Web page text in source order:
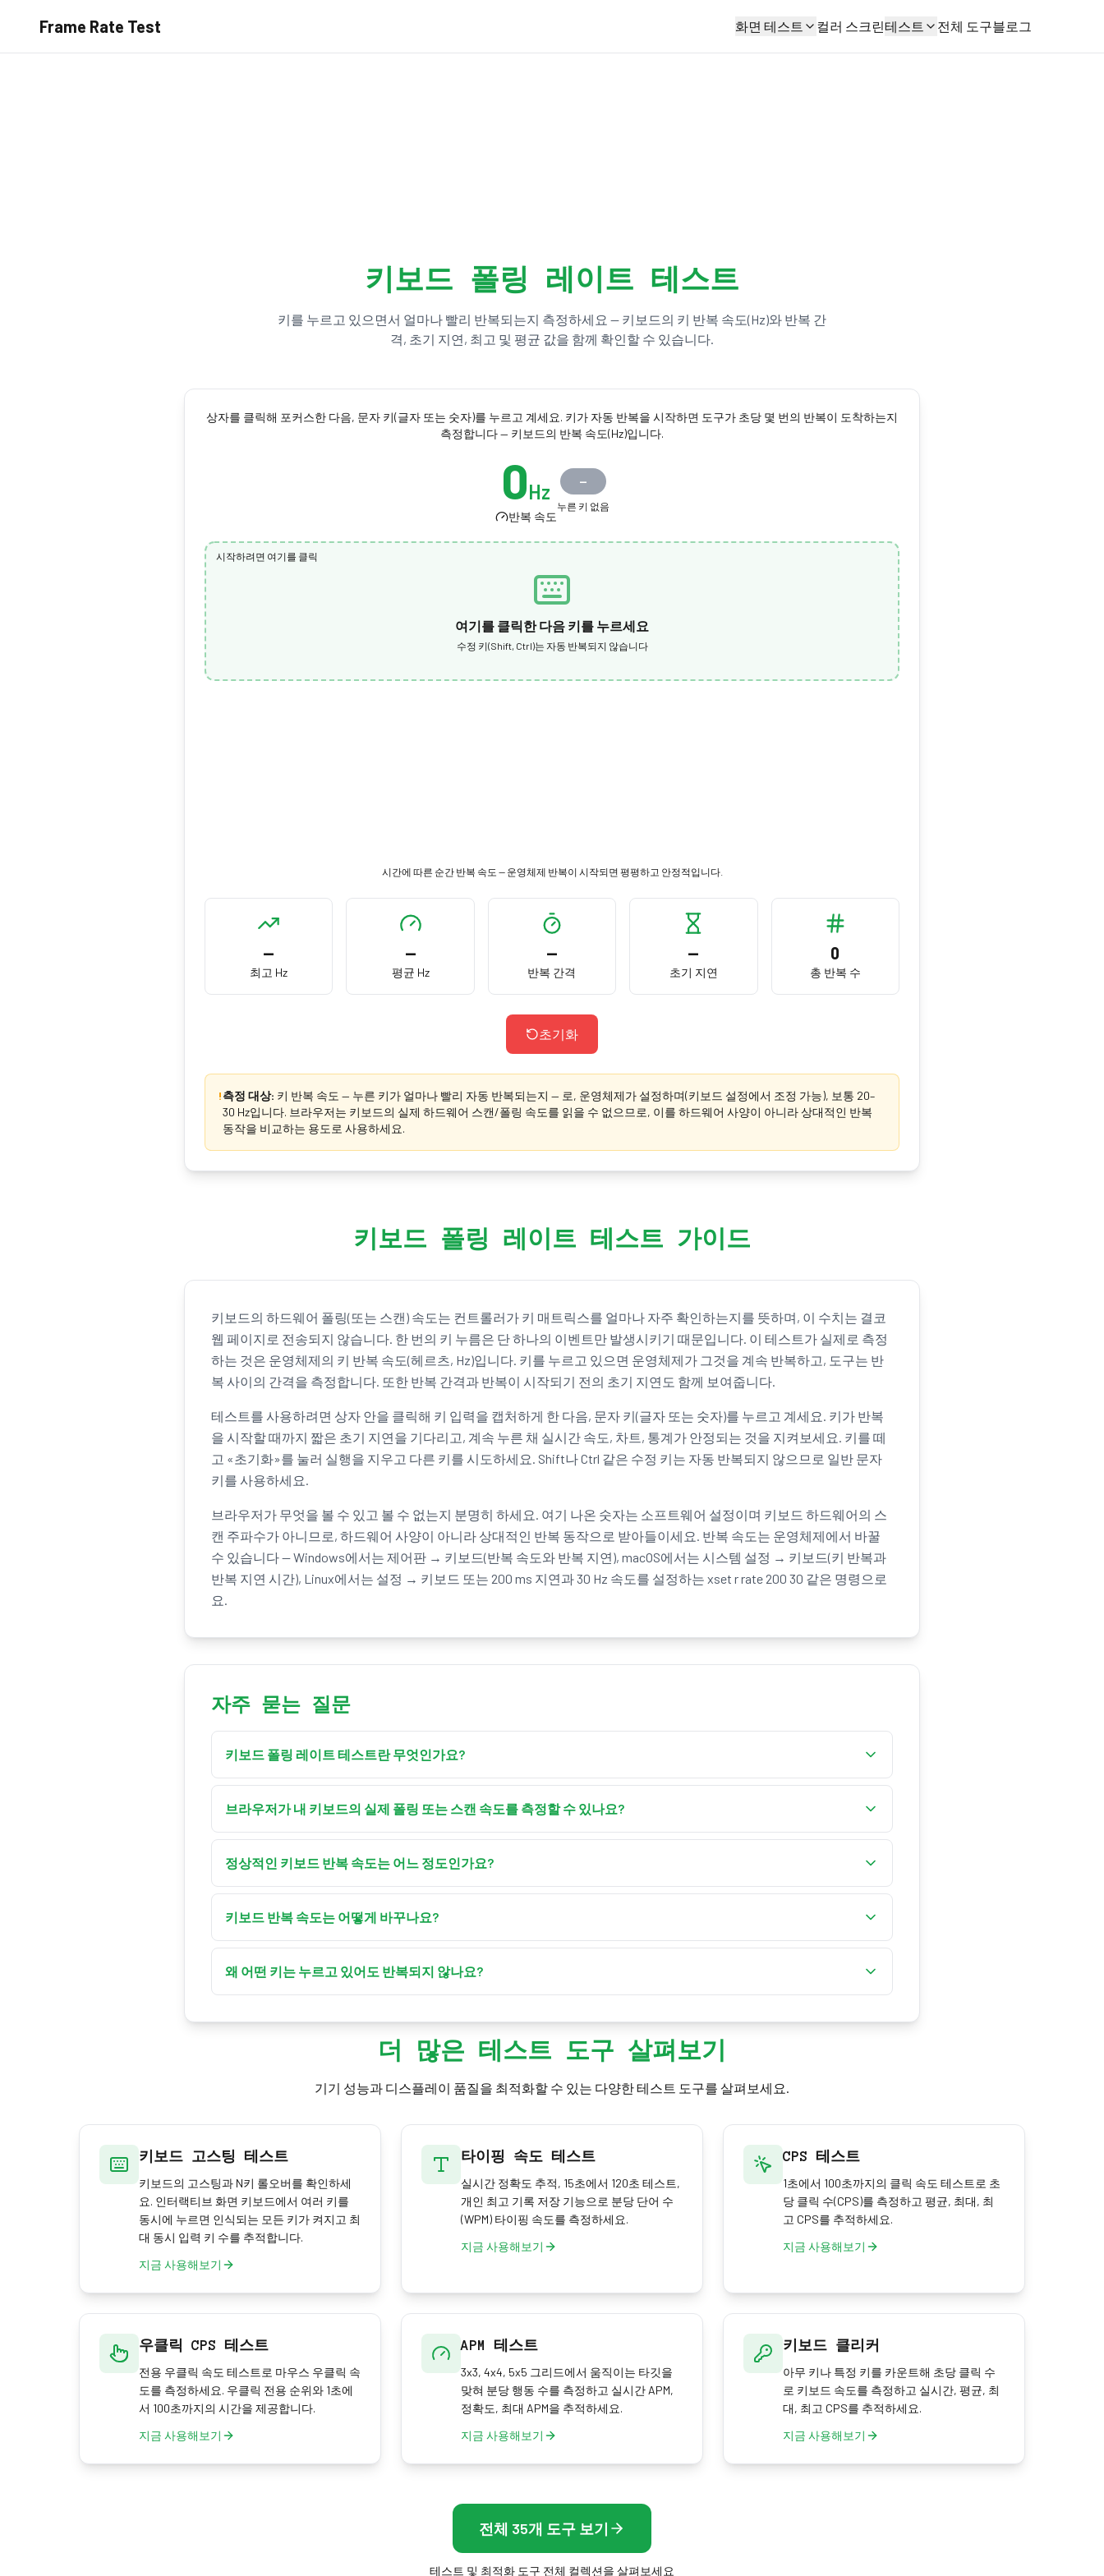
Frame Rate Test 화면 테스트 컬러 스크린테스트 전체 도구블로그
키보드 폴링 레이트 테스트
키를 누르고 있으면서 얼마나 빨리 반복되는지 측정하세요 — 키보드의 키 반복 속도(Hz)와 반복 간
격, 초기 지연, 최고 및 평균 값을 함께 확인할 수 있습니다.
상자를 클릭해 포커스한 다음, 문자 키(글자 또는 숫자)를 누르고 계세요. 키가 자동 반복을 시작하면 도구가 초당 몇 번의 반복이 도착하는지
측정합니다 — 키보드의 반복 속도(Hz)입니다.
0Hz
반복 속도
—
누른 키 없음
시작하려면 여기를 클릭
여기를 클릭한 다음 키를 누르세요
수정 키(Shift, Ctrl)는 자동 반복되지 않습니다
시간에 따른 순간 반복 속도 — 운영체제 반복이 시작되면 평평하고 안정적입니다.
—
최고 Hz
—
평균 Hz
—
반복 간격
—
초기 지연
0
총 반복 수
초기화
!측정 대상: 키 반복 속도 — 누른 키가 얼마나 빨리 자동 반복되는지 — 로, 운영체제가 설정하며(키보드 설정에서 조정 가능), 보통 20–
30 Hz입니다. 브라우저는 키보드의 실제 하드웨어 스캔/폴링 속도를 읽을 수 없으므로, 이를 하드웨어 사양이 아니라 상대적인 반복
동작을 비교하는 용도로 사용하세요.
키보드 폴링 레이트 테스트 가이드
키보드의 하드웨어 폴링(또는 스캔) 속도는 컨트롤러가 키 매트릭스를 얼마나 자주 확인하는지를 뜻하며, 이 수치는 결코
웹 페이지로 전송되지 않습니다. 한 번의 키 누름은 단 하나의 이벤트만 발생시키기 때문입니다. 이 테스트가 실제로 측정
하는 것은 운영체제의 키 반복 속도(헤르츠, Hz)입니다. 키를 누르고 있으면 운영체제가 그것을 계속 반복하고, 도구는 반
복 사이의 간격을 측정합니다. 또한 반복 간격과 반복이 시작되기 전의 초기 지연도 함께 보여줍니다.
테스트를 사용하려면 상자 안을 클릭해 키 입력을 캡처하게 한 다음, 문자 키(글자 또는 숫자)를 누르고 계세요. 키가 반복
을 시작할 때까지 짧은 초기 지연을 기다리고, 계속 누른 채 실시간 속도, 차트, 통계가 안정되는 것을 지켜보세요. 키를 떼
고 «초기화»를 눌러 실행을 지우고 다른 키를 시도하세요. Shift나 Ctrl 같은 수정 키는 자동 반복되지 않으므로 일반 문자
키를 사용하세요.
브라우저가 무엇을 볼 수 있고 볼 수 없는지 분명히 하세요. 여기 나온 숫자는 소프트웨어 설정이며 키보드 하드웨어의 스
캔 주파수가 아니므로, 하드웨어 사양이 아니라 상대적인 반복 동작으로 받아들이세요. 반복 속도는 운영체제에서 바꿀
수 있습니다 — Windows에서는 제어판 → 키보드(반복 속도와 반복 지연), macOS에서는 시스템 설정 → 키보드(키 반복과
반복 지연 시간), Linux에서는 설정 → 키보드 또는 200 ms 지연과 30 Hz 속도를 설정하는 xset r rate 200 30 같은 명령으로
요.
자주 묻는 질문
키보드 폴링 레이트 테스트란 무엇인가요?
이 키보드 폴링 레이트 테스트는 키보드의 반복 속도를 Hz 단위로 측정합니다 — 누른 키가 초당 몇 번 반복되는지요.
문자 키를 누르고 있으면 운영체제의 자동 반복이 시작되는 순간 도구가 반복 사이의 간격을 측정하여 속도, 반복 간
브라우저가 내 키보드의 실제 폴링 또는 스캔 속도를 측정할 수 있나요?
아니요. 키보드의 실제 하드웨어 스캔 속도(컨트롤러가 키 매트릭스를 얼마나 자주 폴링하는지, 예를 들어 일부 게이
밍 키보드의 1000 Hz)는 웹 페이지에 노출되지 않습니다 — 일반적인 키 누름은 이벤트를 하나만 보냅니다. 브라우저
정상적인 키보드 반복 속도는 어느 정도인가요?
운영체제 설정에 따라 다르지만, 대부분의 시스템은 가장 빠른 설정에서 약 200–500 ms의 초기 지연 후 초당 약 20–
30회(20–30 Hz) 반복합니다. Windows는 가장 빠른 반복을 약 30 Hz로 제한하며, macOS와 Linux는 더 빠르게 구성할
키보드 반복 속도는 어떻게 바꾸나요?
Windows에서는 제어판 → 키보드를 열고 "반복 속도"와 "반복 지연"을 조정하세요. macOS에서는 시스템 설정 → 키보
드로 가서 "키 반복"과 "반복 지연 시간"을 변경하세요. Linux에서는 대부분의 데스크톱이 설정 → 키보드에서 이를 제
왜 어떤 키는 누르고 있어도 반복되지 않나요?
니다. 대신 일반 문자 키(글자 또는 숫자)를 누르고 계세요. Caps Lock과 기능 키 같은 일부 키도 반복되지 않습니다.
더 많은 테스트 도구 살펴보기
기기 성능과 디스플레이 품질을 최적화할 수 있는 다양한 테스트 도구를 살펴보세요.
키보드 고스팅 테스트
키보드의 고스팅과 N키 롤오버를 확인하세
요. 인터랙티브 화면 키보드에서 여러 키를
동시에 누르면 인식되는 모든 키가 켜지고 최
대 동시 입력 키 수를 추적합니다.
지금 사용해보기
타이핑 속도 테스트
실시간 정확도 추적, 15초에서 120초 테스트,
개인 최고 기록 저장 기능으로 분당 단어 수
(WPM) 타이핑 속도를 측정하세요.
지금 사용해보기
CPS 테스트
1초에서 100초까지의 클릭 속도 테스트로 초
당 클릭 수(CPS)를 측정하고 평균, 최대, 최
고 CPS를 추적하세요.
지금 사용해보기
우클릭 CPS 테스트
전용 우클릭 속도 테스트로 마우스 우클릭 속
도를 측정하세요. 우클릭 전용 순위와 1초에
서 100초까지의 시간을 제공합니다.
지금 사용해보기
APM 테스트
3x3, 4x4, 5x5 그리드에서 움직이는 타깃을
맞혀 분당 행동 수를 측정하고 실시간 APM,
정확도, 최대 APM을 추적하세요.
지금 사용해보기
키보드 클리커
아무 키나 특정 키를 카운트해 초당 클릭 수
로 키보드 속도를 측정하고 실시간, 평균, 최
대, 최고 CPS를 추적하세요.
지금 사용해보기
전체 35개 도구 보기
테스트 및 최적화 도구 전체 컬렉션을 살펴보세요